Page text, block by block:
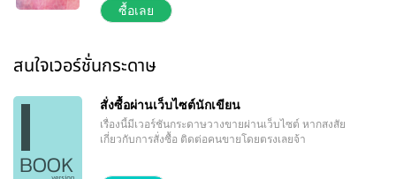
เมื่อพึ่งกฏหมายไม่ได้ เขาก็ต้องใช้วิธีของเขาเองเพื่อ
ชำระหนี้แค้นในครั้งนี้ “ขอโทษเหรอ! เธอขอโทษฉันมากี่
นักนะให้ผู้ชายฆ่ากันต่อหน้าต่อตานี่ มันจะร่านอะไร
ที่อยู่แล้ว” ตอนที่ร่างบอบบางถูกผลักลงไปกองบนโซฟา
โดยมีร่างใหญ่ทาบทับตามมา มือเล็กๆก็พยายามผลักไส
เขาเต็มแรง “ย...อย่านะคะ...อย่าทำอย่างนี้” “ทำไม! ลืม
แล้วหรือไงว่าเธอมันก็แค่เมียเก็บ แค่อีตัวที่ฉันเก็บมา
ซื้อเลย
สนใจเวอร์ชั่นกระดาษ
สั่งซื้อผ่านเว็บไซต์นักเขียน
เรื่องนี้มีเวอร์ชันกระดาษวางขายผ่านเว็บไซต์ หากสงสัย
เกี่ยวกับการสั่งซื้อ ติดต่อคนขายโดยตรงเลยจ้า